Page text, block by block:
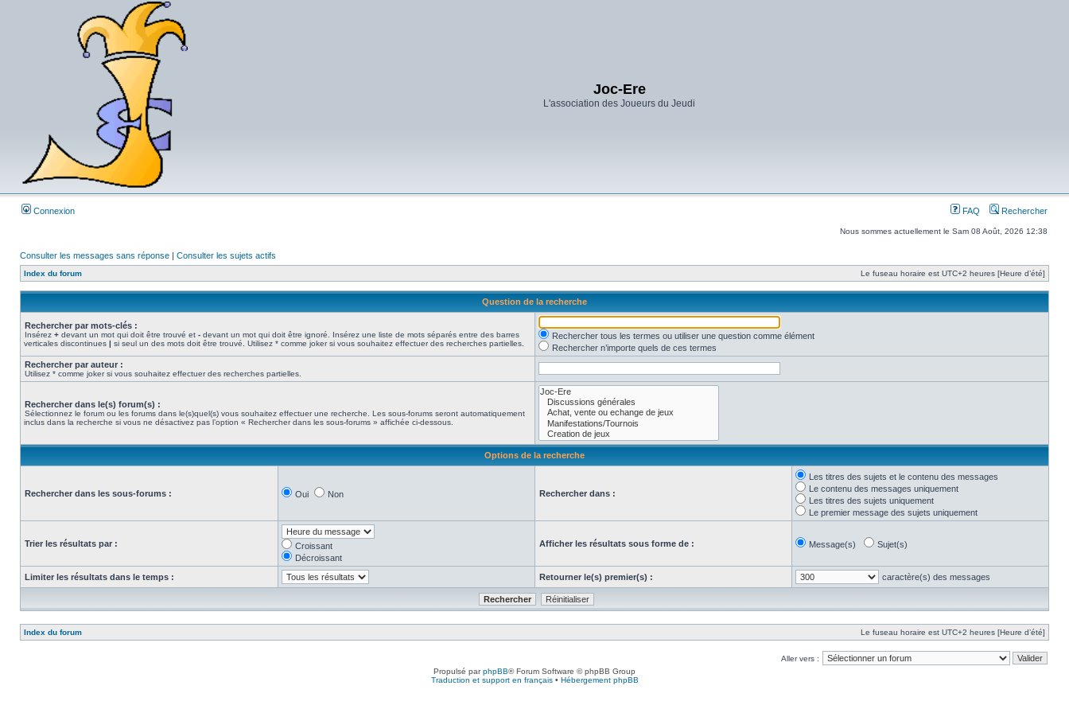
Joc-Ere
L'association des Joueurs du Jeudi
Connexion FAQ Rechercher
Nous sommes actuellement le Sam 08 Août, 2026 12:38
Consulter les messages sans réponse | Consulter les sujets actifs
Index du forum Le fuseau horaire est UTC+2 heures [Heure d’été]
Question de la recherche
Rechercher par mots-clés :
Insérez + devant un mot qui doit être trouvé et - devant un mot qui doit être ignoré. Insérez une liste de mots séparés entre des barres
verticales discontinues | si seul un des mots doit être trouvé. Utilisez * comme joker si vous souhaitez effectuer des recherches partielles.
Rechercher tous les termes ou utiliser une question comme élément
Rechercher n’importe quels de ces termes
Rechercher par auteur :
Utilisez * comme joker si vous souhaitez effectuer des recherches partielles.
Rechercher dans le(s) forum(s) :
Sélectionnez le forum ou les forums dans le(s)quel(s) vous souhaitez effectuer une recherche. Les sous-forums seront automatiquement
inclus dans la recherche si vous ne désactivez pas l’option « Rechercher dans les sous-forums » affichée ci-dessous.
Options de la recherche
Rechercher dans les sous-forums : Oui Non Rechercher dans :
Les titres des sujets et le contenu des messages
Le contenu des messages uniquement
Les titres des sujets uniquement
Le premier message des sujets uniquement
Trier les résultats par :
Croissant
Décroissant
Afficher les résultats sous forme de : Message(s) Sujet(s)
Limiter les résultats dans le temps : Retourner le(s) premier(s) : caractère(s) des messages
Index du forum Le fuseau horaire est UTC+2 heures [Heure d’été]
Aller vers :
Propulsé parphpBB® Forum Software © phpBB Group
Traduction et support en français• Hébergement phpBB